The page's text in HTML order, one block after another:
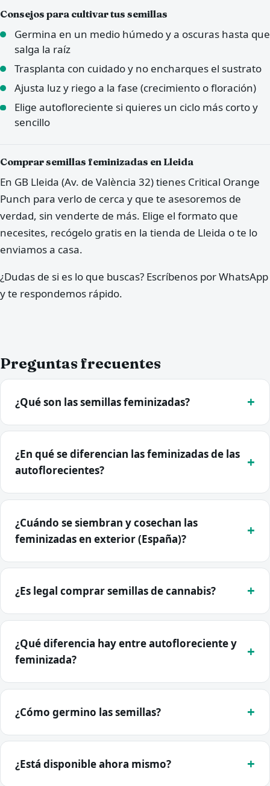
Consejos para cultivar tus semillas
Germina en un medio húmedo y a oscuras hasta que
salga la raíz
Trasplanta con cuidado y no encharques el sustrato
Ajusta luz y riego a la fase (crecimiento o floración)
Elige autofloreciente si quieres un ciclo más corto y
sencillo
Comprar semillas feminizadas en Lleida
En GB Lleida (Av. de València 32) tienes Critical Orange
Punch para verlo de cerca y que te asesoremos de
verdad, sin venderte de más. Elige el formato que
necesites, recógelo gratis en la tienda de Lleida o te lo
enviamos a casa.
¿Dudas de si es lo que buscas? Escríbenos por WhatsApp
y te respondemos rápido.
Preguntas frecuentes
¿Qué son las semillas feminizadas?
¿En qué se diferencian las feminizadas de las
autoflorecientes?
¿Cuándo se siembran y cosechan las
feminizadas en exterior (España)?
¿Es legal comprar semillas de cannabis?
¿Qué diferencia hay entre autofloreciente y
feminizada?
¿Cómo germino las semillas?
¿Está disponible ahora mismo?